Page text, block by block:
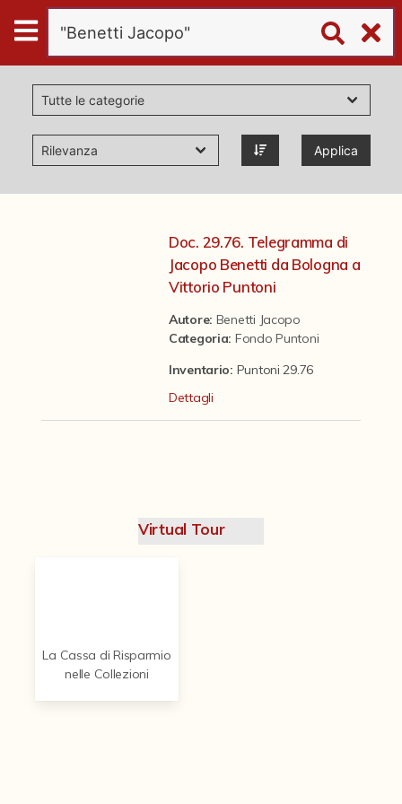
Digital
Humanities
Donazioni
Pubblicazioni
Il progetto Digital Humanities
Applica
Doc. 29.76. Telegramma di
Jacopo Benetti da Bologna a
Vittorio Puntoni
Autore: Benetti Jacopo
Categoria: Fondo Puntoni
Inventario: Puntoni 29.76
Dettagli
Virtual Tour
La Cassa di Risparmio
nelle Collezioni